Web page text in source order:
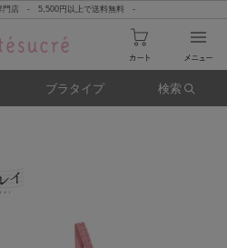
門店 - 5,500円以上で送料無料 -
ブラタイプ 検索